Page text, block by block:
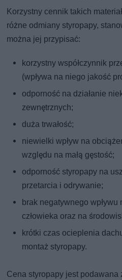
Korzystny cennik takich
różne odmiany styropapy,
można jej przypisać:
korzystny współczynnik
(wpływa na niego jakość
odporność na działanie
zewnętrznych;
duża trwałość;
niewielki wpływ na
względu na małą gęstość;
odporność styropapy na
przetarcia i odrywanie;
brak negatywnego wpływu
człowieka oraz na
krótki czas ocieplenia
montaż styropapy.
Cena styropapy jest podawana